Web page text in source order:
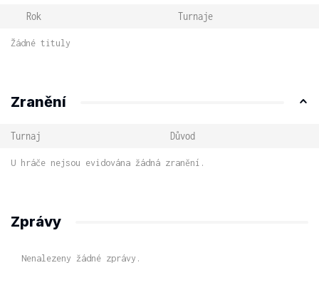
Rok Turnaje
Žádné tituly
Zranění
Turnaj Důvod
U hráče nejsou evidována žádná zranění.
Zprávy
Nenalezeny žádné zprávy.